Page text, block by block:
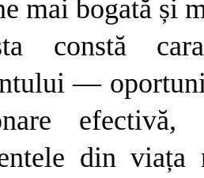
mai bogată și
constă
—
din viața